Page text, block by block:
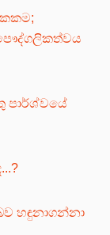
පාර්ශ්වයේ
හඳුනාගන්නා